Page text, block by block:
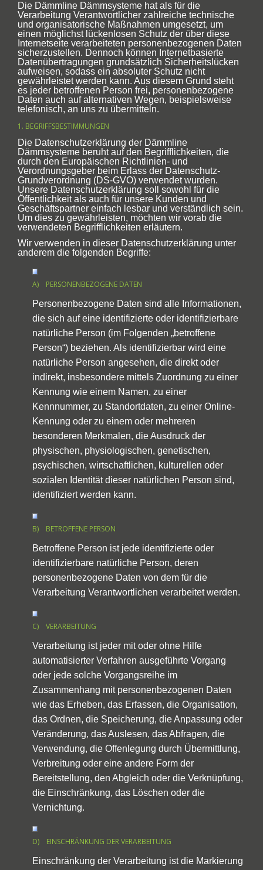
Die Dämmline Dämmsysteme hat als für die
Verarbeitung Verantwortlicher zahlreiche technische
und organisatorische Maßnahmen umgesetzt, um
einen möglichst lückenlosen Schutz der über diese
Internetseite verarbeiteten personenbezogenen Daten
sicherzustellen. Dennoch können Internetbasierte
Datenübertragungen grundsätzlich Sicherheitslücken
aufweisen, sodass ein absoluter Schutz nicht
gewährleistet werden kann. Aus diesem Grund steht
es jeder betroffenen Person frei, personenbezogene
Daten auch auf alternativen Wegen, beispielsweise
telefonisch, an uns zu übermitteln.
1. BEGRIFFSBESTIMMUNGEN
Die Datenschutzerklärung der Dämmline
Dämmsysteme beruht auf den Begrifflichkeiten, die
durch den Europäischen Richtlinien- und
Verordnungsgeber beim Erlass der Datenschutz-
Grundverordnung (DS-GVO) verwendet wurden.
Unsere Datenschutzerklärung soll sowohl für die
Öffentlichkeit als auch für unsere Kunden und
Geschäftspartner einfach lesbar und verständlich sein.
Um dies zu gewährleisten, möchten wir vorab die
verwendeten Begrifflichkeiten erläutern.
Wir verwenden in dieser Datenschutzerklärung unter
anderem die folgenden Begriffe:
A) PERSONENBEZOGENE DATEN
Personenbezogene Daten sind alle Informationen,
die sich auf eine identifizierte oder identifizierbare
natürliche Person (im Folgenden „betroffene
Person“) beziehen. Als identifizierbar wird eine
natürliche Person angesehen, die direkt oder
indirekt, insbesondere mittels Zuordnung zu einer
Kennung wie einem Namen, zu einer
Kennnummer, zu Standortdaten, zu einer Online-
Kennung oder zu einem oder mehreren
besonderen Merkmalen, die Ausdruck der
physischen, physiologischen, genetischen,
psychischen, wirtschaftlichen, kulturellen oder
sozialen Identität dieser natürlichen Person sind,
identifiziert werden kann.
B) BETROFFENE PERSON
Betroffene Person ist jede identifizierte oder
identifizierbare natürliche Person, deren
personenbezogene Daten von dem für die
Verarbeitung Verantwortlichen verarbeitet werden.
C) VERARBEITUNG
Verarbeitung ist jeder mit oder ohne Hilfe
automatisierter Verfahren ausgeführte Vorgang
oder jede solche Vorgangsreihe im
Zusammenhang mit personenbezogenen Daten
wie das Erheben, das Erfassen, die Organisation,
das Ordnen, die Speicherung, die Anpassung oder
Veränderung, das Auslesen, das Abfragen, die
Verwendung, die Offenlegung durch Übermittlung,
Verbreitung oder eine andere Form der
Bereitstellung, den Abgleich oder die Verknüpfung,
die Einschränkung, das Löschen oder die
Vernichtung.
D) EINSCHRÄNKUNG DER VERARBEITUNG
Einschränkung der Verarbeitung ist die Markierung